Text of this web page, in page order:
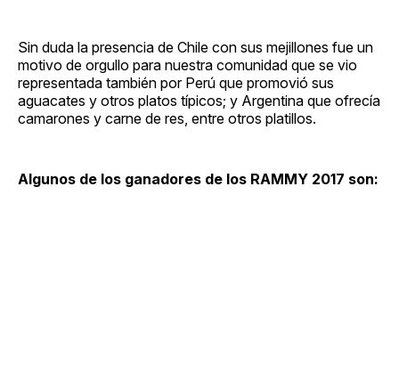
Sin duda la presencia de Chile con sus mejillones fue un
motivo de orgullo para nuestra comunidad que se vio
representada también por Perú que promovió sus
aguacates y otros platos típicos; y Argentina que ofrecía
camarones y carne de res, entre otros platillos.
Algunos de los ganadores de los RAMMY 2017 son: